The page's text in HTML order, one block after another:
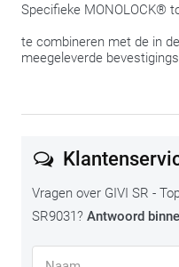
Specifieke MONOLOCK®
te combineren met de in
meegeleverde
Vragen over GIVI SR -
SR9031? Antwoord